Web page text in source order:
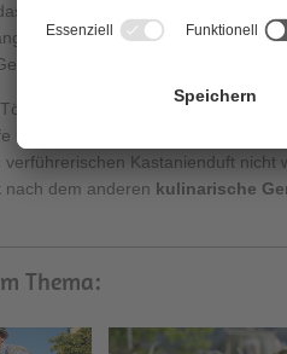
im
ihrer Schänken mit
heraus, entwickelte
im Land Südtirol nicht
und
Kastanienduft nicht
nach dem anderen kulinarische
Thema: